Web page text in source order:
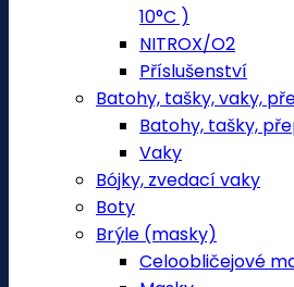
10°C )
NITROX/O2
Příslušenství
Batohy, tašky, vaky,
Batohy, tašky,
Vaky
Bójky, zvedací vaky
Boty
Brýle (masky)
Celoobličejové